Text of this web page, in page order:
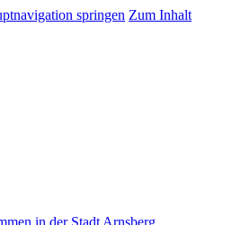
springen Zum Inhalt
in der Stadt Arnsberg